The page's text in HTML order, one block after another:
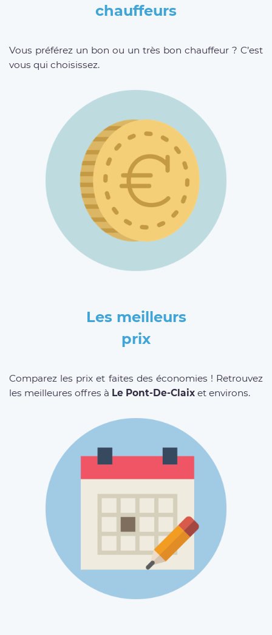
chauffeurs
Vous préférez un bon ou un très bon chauffeur ? C’est
vous qui choisissez.
Les meilleurs
prix
Comparez les prix et faites des économies ! Retrouvez
les meilleures offres à Le Pont-De-Claix et environs.